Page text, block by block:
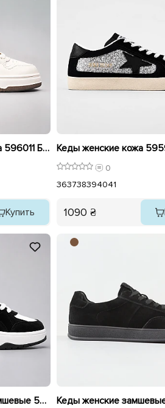
Кеды женские эко кожа 596011 Бежевые
Купить
0
363738394041
1090 ₴
Кроссовки женские замшевые 595973 Черные